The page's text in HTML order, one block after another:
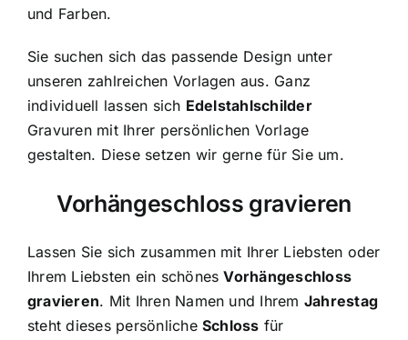
und Farben.
Sie suchen sich das passende Design unter
unseren zahlreichen Vorlagen aus. Ganz
individuell lassen sich Edelstahlschilder
Gravuren mit Ihrer persönlichen Vorlage
gestalten. Diese setzen wir gerne für Sie um.
Vorhängeschloss gravieren
Lassen Sie sich zusammen mit Ihrer Liebsten oder
Ihrem Liebsten ein schönesVorhängeschloss
gravieren. Mit Ihren Namen und Ihrem Jahrestag
steht dieses persönlicheSchloss für